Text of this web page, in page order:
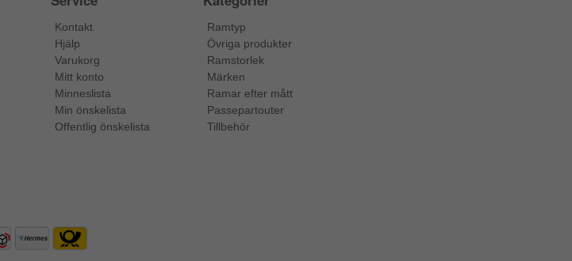
Kontakt
Hjälp
Varukorg
Mitt konto
Minneslista
Min önskelista
Offentlig önskelista
Ramtyp
Övriga produkter
Ramstorlek
Märken
Ramar efter mått
Passepartouter
Tillbehör